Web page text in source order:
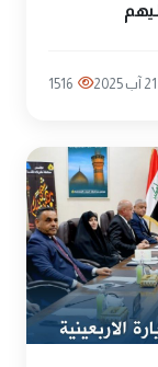
1516